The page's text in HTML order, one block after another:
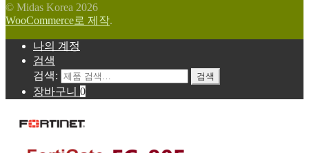
© Midas Korea 2026
WooCommerce로 제작.
나의 계정
검색
검색:
검색
장바구니 0